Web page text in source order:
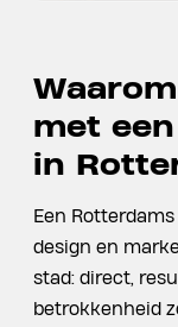
met
in
Een
design en
stad: direct,
betrokkenheid